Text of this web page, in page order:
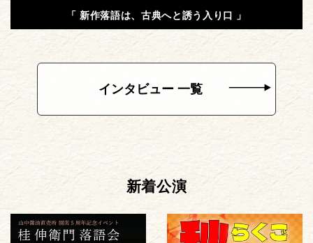
「 新作落語は、古典へと誘う入り口 」
インタビュー 一覧
新着公演